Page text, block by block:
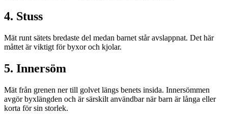
4. Stuss
Mät runt sätets bredaste del medan barnet står avslappnat. Det här
måttet är viktigt för byxor och kjolar.
5. Innersöm
Mät från grenen ner till golvet längs benets insida. Innersömmen
avgör byxlängden och är särskilt användbar när barn är långa eller
korta för sin storlek.